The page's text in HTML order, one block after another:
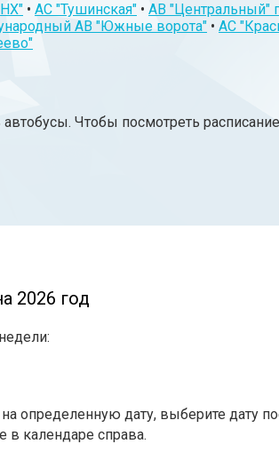
• АС "Тушинская" • АВ "Центральный"
АВ "Южные ворота" • АС
Чтобы посмотреть
2026 год
определенную дату, выберите дату
в календаре справа.